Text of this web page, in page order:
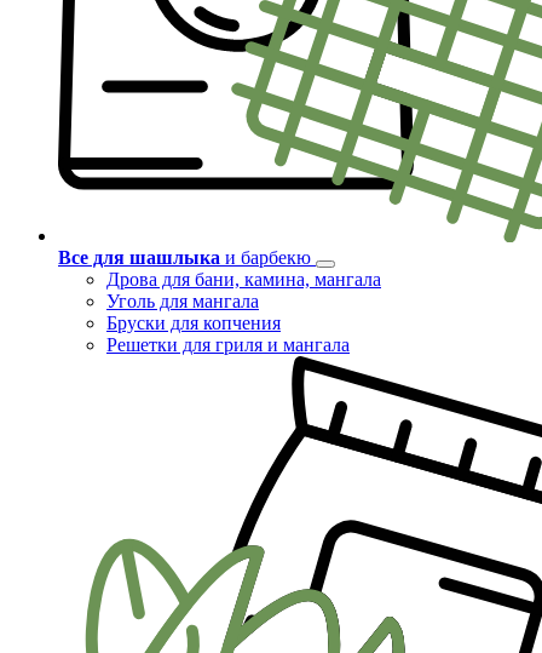
Все для шашлыка и барбекю
Дрова для бани, камина, мангала
Уголь для мангала
Бруски для копчения
Решетки для гриля и мангала